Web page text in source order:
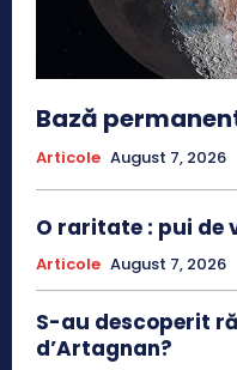
Bază
Articole August 7, 2026
O raritate : pui de
Articole August 7, 2026
S-au descoperit
d’Artagnan?